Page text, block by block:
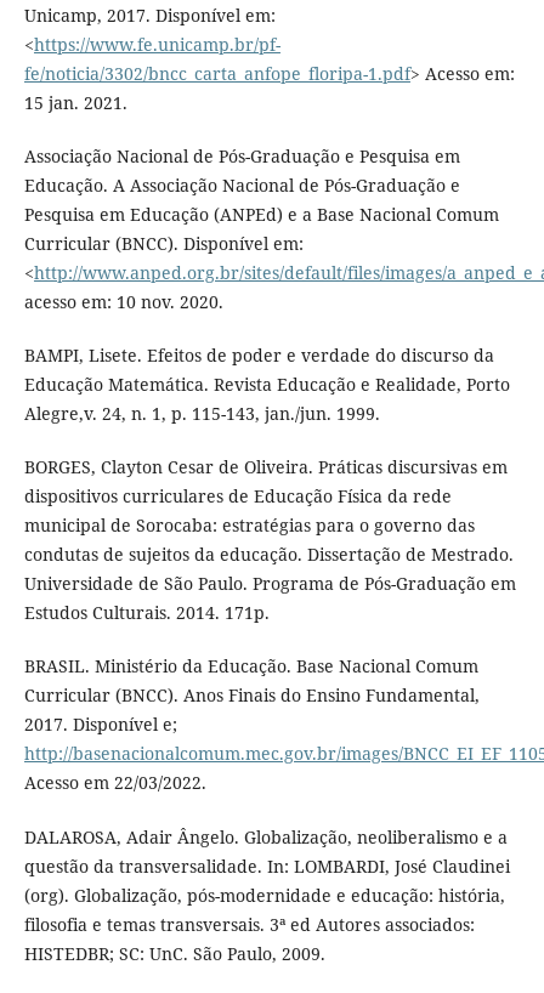
Unicamp, 2017. Disponível em:
<https://www.fe.unicamp.br/pf-
fe/noticia/3302/bncc_carta_anfope_floripa-1.pdf> Acesso em:
15 jan. 2021.
Associação Nacional de Pós-Graduação e Pesquisa em
Educação. A Associação Nacional de Pós-Graduação e
Pesquisa em Educação (ANPEd) e a Base Nacional Comum
Curricular (BNCC). Disponível em:
<http://www.anped.org.br/sites/default/files/images/
acesso em: 10 nov. 2020.
BAMPI, Lisete. Efeitos de poder e verdade do discurso da
Educação Matemática. Revista Educação e Realidade, Porto
Alegre,v. 24, n. 1, p. 115-143, jan./jun. 1999.
BORGES, Clayton Cesar de Oliveira. Práticas discursivas em
dispositivos curriculares de Educação Física da rede
municipal de Sorocaba: estratégias para o governo das
condutas de sujeitos da educação. Dissertação de Mestrado.
Universidade de São Paulo. Programa de Pós-Graduação em
Estudos Culturais. 2014. 171p.
BRASIL. Ministério da Educação. Base Nacional Comum
Curricular (BNCC). Anos Finais do Ensino Fundamental,
2017. Disponível e;
http://basenacionalcomum.mec.gov.br/images/
Acesso em 22/03/2022.
DALAROSA, Adair Ângelo. Globalização, neoliberalismo e a
questão da transversalidade. In: LOMBARDI, José Claudinei
(org). Globalização, pós-modernidade e educação: história,
filosofia e temas transversais. 3ª ed Autores associados:
HISTEDBR; SC: UnC. São Paulo, 2009.